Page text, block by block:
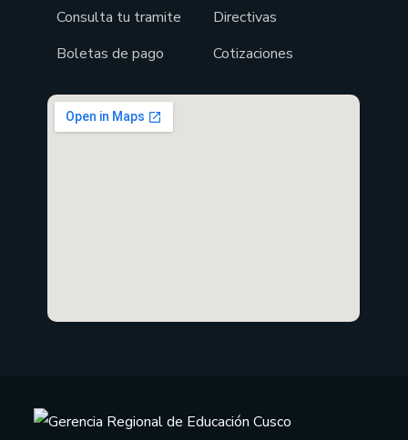
Consulta tu tramite
Boletas de pago
Directivas
Cotizaciones